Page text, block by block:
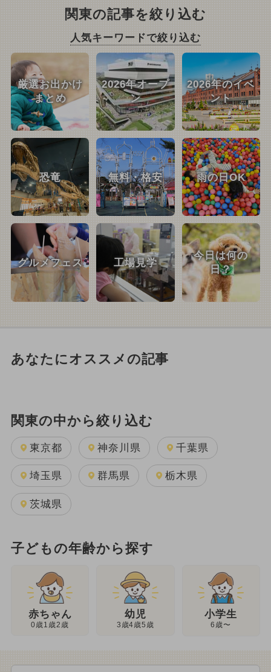
関東の記事を絞り込む
人気キーワードで絞り込む
厳選お出かけ
まとめ
2026年オープ
ン
2026年のイベ
ント
恐竜 無料・格安 雨の日OK
グルメフェス 工場見学
今日は何の
日？
あなたにオススメの記事
関東の中から絞り込む
東京都 神奈川県 千葉県
埼玉県 群馬県 栃木県
茨城県
子どもの年齢から探す
赤ちゃん
0歳1歳2歳
幼児
3歳4歳5歳
小学生
6歳〜